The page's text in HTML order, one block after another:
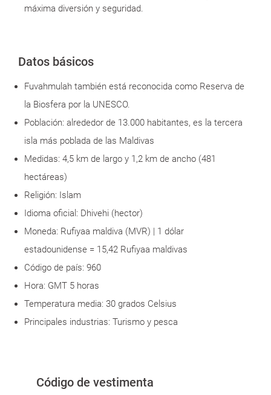
máxima diversión y seguridad.
Datos básicos
Fuvahmulah también está reconocida como Reserva de
la Biosfera por la UNESCO.
Población: alrededor de 13.000 habitantes, es la tercera
isla más poblada de las Maldivas
Medidas: 4,5 km de largo y 1,2 km de ancho (481
hectáreas)
Religión: Islam
Idioma oficial: Dhivehi (hector)
Moneda: Rufiyaa maldiva (MVR) | 1 dólar
estadounidense = 15,42 Rufiyaa maldivas
Código de país: 960
Hora: GMT 5 horas
Temperatura media: 30 grados Celsius
Principales industrias: Turismo y pesca
Código de vestimenta